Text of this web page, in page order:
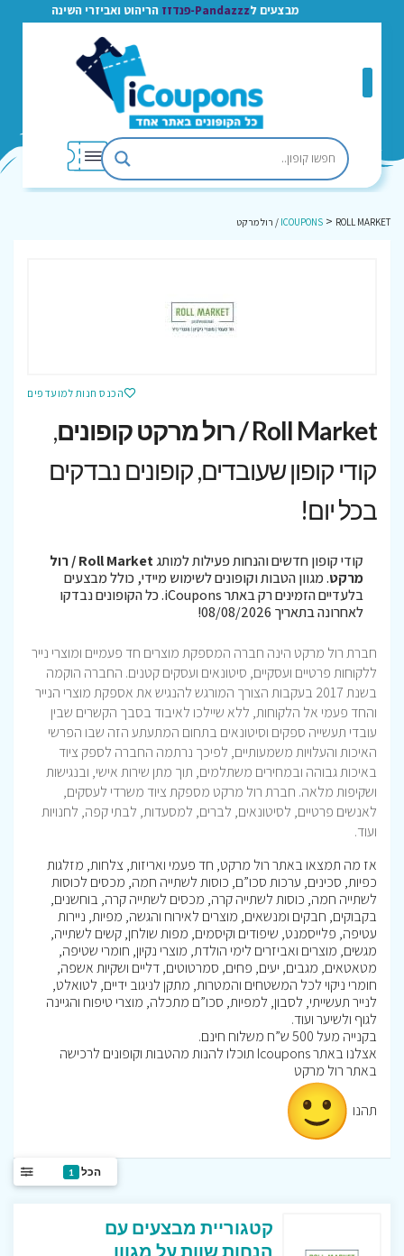
מבצעים לPandazzz-פנדזז הריהוט ואביזרי השינה
ICOUPONS > ROLL MARKET / רול מרקט
הכנס חנות למועדפים
Roll Market / רול מרקט קופונים
,
קודי קופון שעובדים, קופונים נבדקים
בכל יום!
קודי קופון חדשים והנחות פעילות למותג
Roll Market / רול
מרקט. מגוון הטבות וקופונים לשימוש מיידי, כולל מבצעים
בלעדיים הזמינים רק באתר iCoupons. כל הקופונים נבדקו
לאחרונה בתאריך 08/08/2026!
חברת רול מרקט הינה חברה המספקת מוצרים חד פעמיים ומוצרי נייר
ללקוחות פרטיים ועסקיים, סיטונאים ועסקים קטנים. החברה הוקמה
בשנת 2017 בעקבות הצורך המורגש להנגיש את אספקת מוצרי הנייר
והחד פעמי אל הלקוחות, ללא שיילכו לאיבוד בסבך הקשרים שבין
עובדי תעשייה ספקים וסיטונאים בתחום המתעתע הזה שבו הפרשי
האיכות והעלויות משמעותיים, לפיכך נרתמה החברה לספק ציוד
באיכות גבוהה ובמחירים משתלמים, תוך מתן שירות אישי, ובנגישות
ושקיפות מלאה. חברת רול מרקט מספקת ציוד משרדי לעסקים,
לאנשים פרטיים, לסיטונאים, לברים, למסעדות, לבתי קפה, לחנויות
ועוד.
אז מה תמצאו באתר רול מרקט, חד פעמי ואריזות, צלחות, מזלגות
כפיות, סכינים, ערכות סכו”ם, כוסות לשתייה חמה, מכסים לכוסות
לשתייה חמה, כוסות לשתייה קרה, מכסים לשתייה קרה, בוחשנים,
בקבוקים, חבקים ומנשאים, מוצרים לאירוח והגשה, מפיות, ניירות
עטיפה, פלייסמנט, שיפודים וקיסמים, מפות שולחן, קשים לשתייה,
מגשים, מוצרים ואביזרים לימי הולדת, מוצרי נקיון, חומרי שטיפה,
מטאטאים, מגבים, יעים, פחים, סמרטוטים, דליים ושקיות אשפה,
חומרי ניקוי לכל המשטחים והמטרות, מתקן לניגוב ידיים, לטואלט,
לנייר תעשייתי, לסבון, למפיות, סכו”ם מתכלה, מוצרי טיפוח והגיינה
לגוף ולשיער ועוד.
בקנייה מעל 500 ש”ח משלוח חינם.
אצלנו באתר Icoupons תוכלו להנות מהטבות וקופונים לרכישה
באתר רול מרקט
תהנו
הכל 1
קטגוריית מבצעים עם
הנחות שוות על מגוון